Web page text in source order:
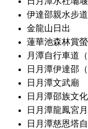
伊達邵親水步道
金龍山日出
蓮華池森林賞
月潭自行車道
日月潭伊達邵（
日月潭文武廟
日月潭邵族文
日月潭龍鳳宮
日月潭慈恩塔